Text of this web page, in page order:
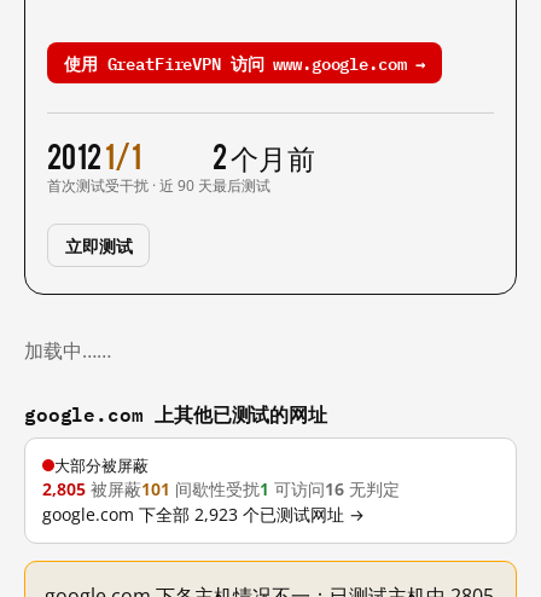
使用 GreatFireVPN 访问 www.google.com →
2012
首次测试
1/1
受干扰 · 近 90 天
2 个月前
最后测试
立即测试
加载中……
google.com 上其他已测试的网址
大部分被屏蔽
2,805 被屏蔽101 间歇性受扰1 可访问16 无判定
google.com 下全部 2,923 个已测试网址 →